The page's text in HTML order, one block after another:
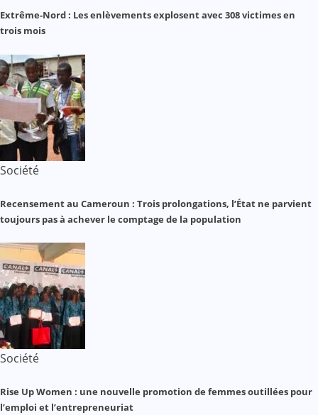
Extrême-Nord : Les enlèvements explosent avec 308 victimes en
trois mois
Société
Recensement au Cameroun : Trois prolongations, l’État ne parvient
toujours pas à achever le comptage de la population
Société
Rise Up Women : une nouvelle promotion de femmes outillées pour
l’emploi et l’entrepreneuriat